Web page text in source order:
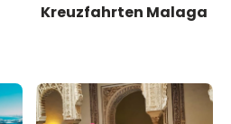
Kreuzfahrten Malaga